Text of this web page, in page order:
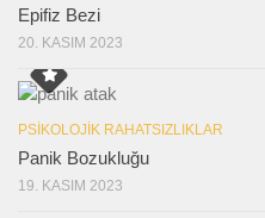
Epifiz Bezi
20. KASIM 2023
PSIKOLOJIK RAHATSIZLIKLAR
Panik Bozukluğu
19. KASIM 2023